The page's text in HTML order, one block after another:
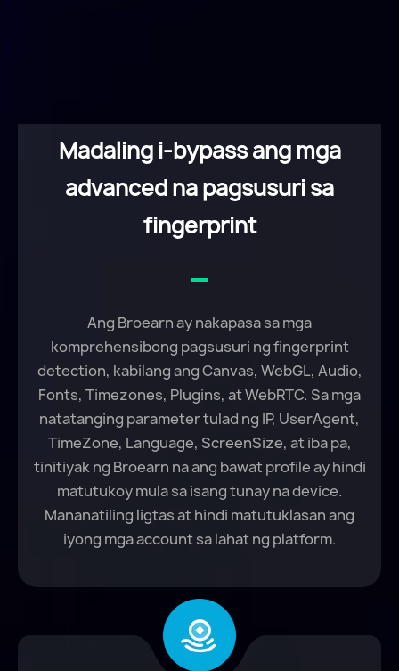
Madaling i-bypass ang mga
advanced na pagsusuri sa
fingerprint
Ang Broearn ay nakapasa sa mga
komprehensibong pagsusuri ng fingerprint
detection, kabilang ang Canvas, WebGL, Audio,
Fonts, Timezones, Plugins, at WebRTC. Sa mga
natatanging parameter tulad ng IP, UserAgent,
TimeZone, Language, ScreenSize, at iba pa,
tinitiyak ng Broearn na ang bawat profile ay hindi
matutukoy mula sa isang tunay na device.
Mananatiling ligtas at hindi matutuklasan ang
iyong mga account sa lahat ng platform.